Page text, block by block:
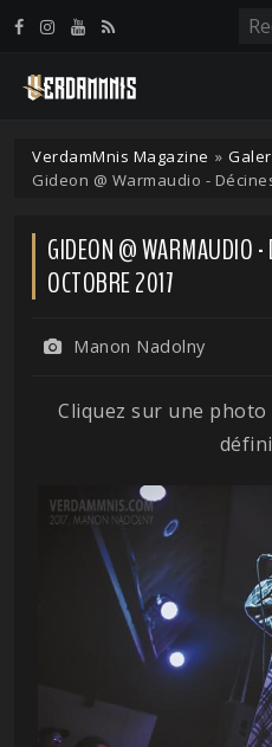
VerdamMnis Magazine »
Gideon @ Warmaudio -
GIDEON @ WARMAUDIO
OCTOBRE 2017
Manon Nadolny
Cliquez sur une
Panneau de gestion des cookies